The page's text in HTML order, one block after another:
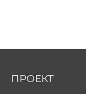
ПРОЕКТ